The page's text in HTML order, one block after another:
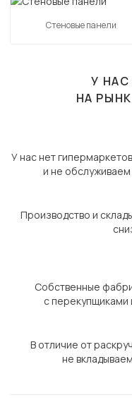
Стеновые панели
У
НА
У нас нет
и не
Производство и
Собственные
с перекупщиками
В отличие от
не